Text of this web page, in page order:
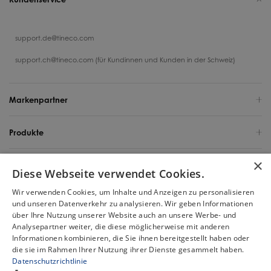
support.de@tineco.com
support.ch@tineco.com (für Kundinnen und Kunden in der Schweiz)
Markenpartner
Produkte
Über uns
Deutschland / Deutsch
Urheberrecht 2025 Tineco Intelligent Germany GmbH. Alle Rechte
vorbehalten.
×
Diese Webseite verwendet Cookies.
Wir verwenden Cookies, um Inhalte und Anzeigen zu personalisieren
und unseren Datenverkehr zu analysieren. Wir geben Informationen
über Ihre Nutzung unserer Website auch an unsere Werbe- und
Analysepartner weiter, die diese möglicherweise mit anderen
Informationen kombinieren, die Sie ihnen bereitgestellt haben oder
die sie im Rahmen Ihrer Nutzung ihrer Dienste gesammelt haben.
Datenschutzrichtlinie